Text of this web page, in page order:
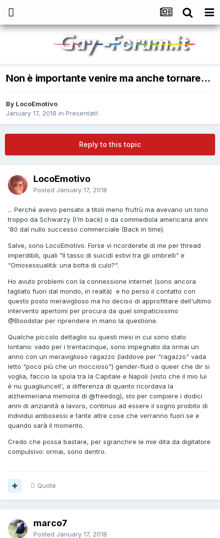
Non è importante venire ma anche tornare...
By LocoEmotivo
January 17, 2018 in Presentati!
Reply to this topic
LocoEmotivo
Posted January 17, 2018
... Perché avevo pensato a titoli meno frufrù ma avevano un tono
troppo da Schwarzy (I'm back) o da commediola americana anni
'80 dal nullo successo commerciale (Back in time).
Salve, sono LocoEmotivo. Forse vi ricorderete di me per thread
imperdibili, quali "Il tasso di suicidi estivi tra gli ombrelli" e
"Omosessualità: una botta di culo?".
Ho avuto problemi con la connessione internet (sono ancora
tagliato fuori dal mondo, in realtà) e ho perso il contatto con
questo posto meraviglioso ma ho deciso di approfittare dell'ultimo
intervento apertomi per procura da quel simpaticissimo
@Bloodstar per riprendere in mano la questione.
Qualche piccolo dettaglio su questi mesi in cui sono stato
lontano: vado per i trentacinque, sono impegnato da ormai un
anno con un meraviglioso ragazzo (laddove per "ragazzo" vada
letto "poco più che un moccioso") gender-fluid o queer che dir si
voglia, faccio la spola tra la Capitale e Napoli (visto che il mio lui
è nu guagliuncell', a differenza di quanto ricordava la
alzheimeriana memoria di @freedog), sto per compiere i dodici
anni di anzianità a lavoro, continuo ad essere il sogno proibito di
individui ambosessi e tante altre cose che verranno fuori se e
quando sarà il momento.
Credo che possa bastare, per sgranchire le mie dita da digitatore
compulsivo: ormai, sono dentro.
Quote
marco7
Posted January 17, 2018